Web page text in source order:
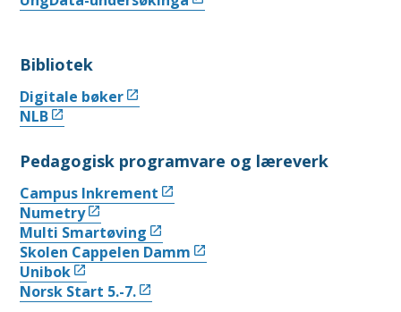
Bibliotek
Digitale bøker
NLB
Pedagogisk programvare og læreverk
Campus Inkrement
Numetry
Multi Smartøving
Skolen Cappelen Damm
Unibok
Norsk Start 5.-7.